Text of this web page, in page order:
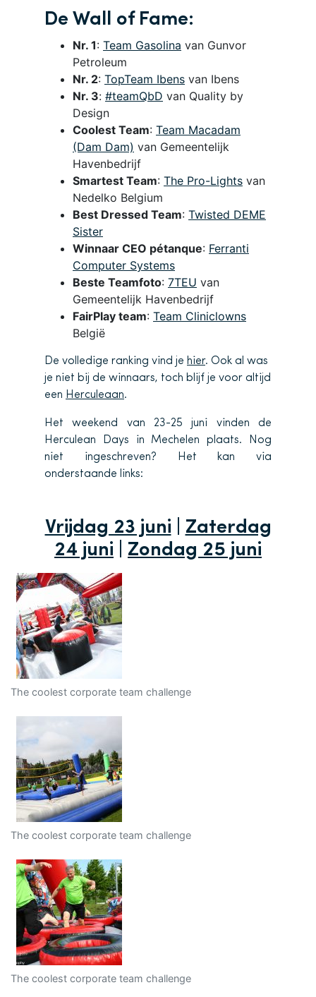
De Wall of Fame:
Nr. 1: Team Gasolina van Gunvor
Petroleum
Nr. 2: TopTeam Ibens van Ibens
Nr. 3: #teamQbD van Quality by
Design
Coolest Team: Team Macadam
(Dam Dam) van Gemeentelijk
Havenbedrijf
Smartest Team: The Pro-Lights van
Nedelko Belgium
Best Dressed Team: Twisted DEME
Sister
Winnaar CEO pétanque: Ferranti
Computer Systems
Beste Teamfoto: 7TEU van
Gemeentelijk Havenbedrijf
FairPlay team: Team Cliniclowns
België
De volledige ranking vind je hier. Ook al was
je niet bij de winnaars, toch blijf je voor altijd
een Herculeaan.
Het weekend van 23-25 juni vinden de
Herculean Days in Mechelen plaats. Nog
niet ingeschreven? Het kan via
onderstaande links:
Vrijdag 23 juni
Zaterdag
24 juni
Zondag 25 juni
The coolest corporate team challenge
The coolest corporate team challenge
The coolest corporate team challenge